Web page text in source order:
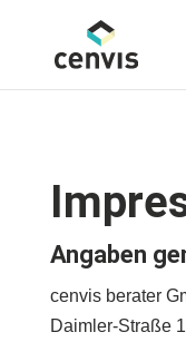
Angaben
cenvis berater
Daimler-Straße